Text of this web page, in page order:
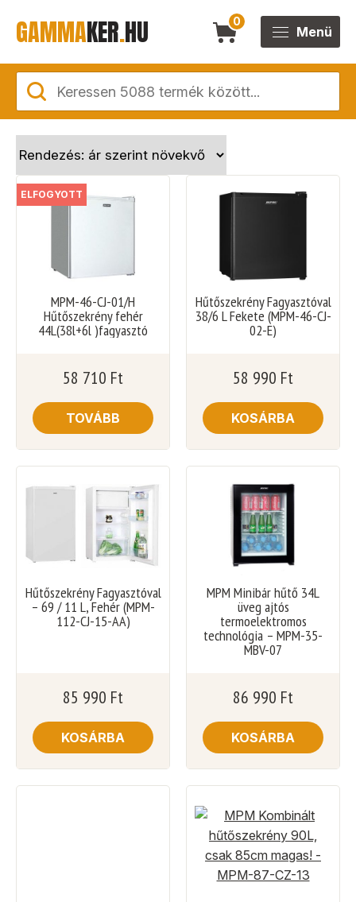
GAMMAKER.HU 0
Menü
ELFOGYOTT
MPM-46-CJ-01/H
Hűtőszekrény fehér
44L(38l+6l )fagyasztó
58 710 Ft
TOVÁBB
Hűtőszekrény Fagyasztóval
38/6 L Fekete (MPM-46-CJ-
02-E)
58 990 Ft
KOSÁRBA
Hűtőszekrény Fagyasztóval
– 69 / 11 L, Fehér (MPM-
112-CJ-15-AA)
85 990 Ft
KOSÁRBA
MPM Minibár hűtő 34L
üveg ajtós
termoelektromos
technológia – MPM-35-
MBV-07
86 990 Ft
KOSÁRBA